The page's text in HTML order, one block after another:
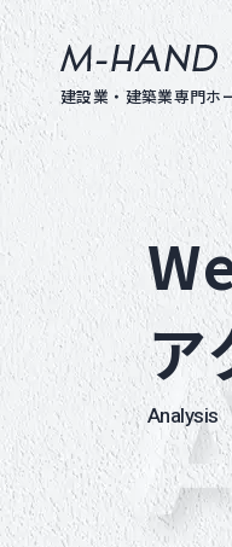
建設業・建築業専門ホ
ア
Analysis